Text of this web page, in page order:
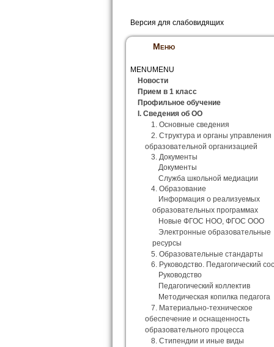
Версия для слабовидящих
Меню
MENU MENU
Новости
Прием в 1 класс
Профильное обучение
I. Сведения об ОО
1. Основные сведения
2. Структура и органы управления
образовательной организацией
3. Документы
Документы
Служба школьной медиации
4. Образование
Информация о реализуемых
образовательных программах
Новые ФГОС НОО, ФГОС ООО
Электронные образовательные
ресурсы
5. Образовательные стандарты
6. Руководство. Педагогический
Руководство
Педагогический коллектив
Методическая копилка педагога
7. Материально-техническое
обеспечение и оснащенность
образовательного процесса
8. Стипендии и иные виды